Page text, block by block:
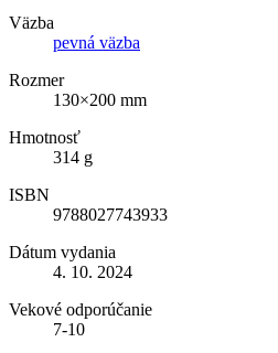
Väzba
pevná väzba
Rozmer
130×200 mm
Hmotnosť
314 g
ISBN
9788027743933
Dátum vydania
4. 10. 2024
Vekové odporúčanie
7-10